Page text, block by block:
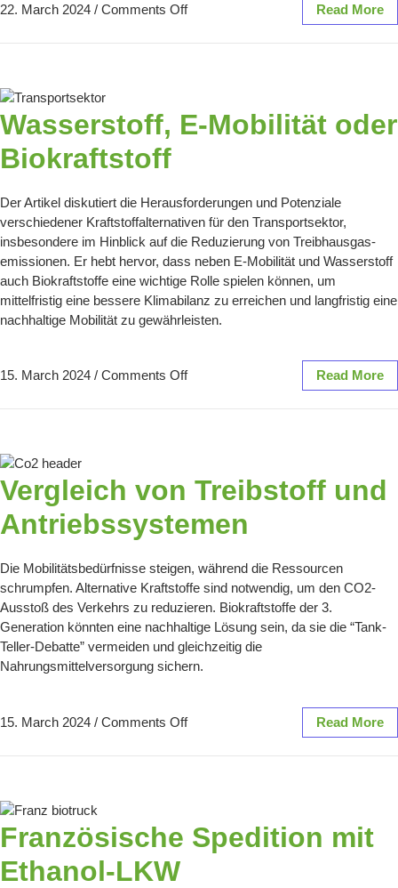
22. March 2024 / Comments Off Read More
Wasserstoff, E-Mobilität oder
Biokraftstoff
Der Artikel diskutiert die Herausforderungen und Potenziale
verschiedener Kraftstoffalternativen für den Transportsektor,
insbesondere im Hinblick auf die Reduzierung von Treibhausgas-
emissionen. Er hebt hervor, dass neben E-Mobilität und Wasserstoff
auch Biokraftstoffe eine wichtige Rolle spielen können, um
mittelfristig eine bessere Klimabilanz zu erreichen und langfristig eine
nachhaltige Mobilität zu gewährleisten.
15. March 2024 / Comments Off Read More
Vergleich von Treibstoff und
Antriebssystemen
Die Mobilitätsbedürfnisse steigen, während die Ressourcen
schrumpfen. Alternative Kraftstoffe sind notwendig, um den CO2-
Ausstoß des Verkehrs zu reduzieren. Biokraftstoffe der 3.
Generation könnten eine nachhaltige Lösung sein, da sie die “Tank-
Teller-Debatte” vermeiden und gleichzeitig die
Nahrungsmittelversorgung sichern.
15. March 2024 / Comments Off Read More
Französische Spedition mit
Ethanol-LKW